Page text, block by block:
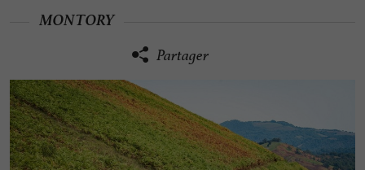
MONTORY
Partager